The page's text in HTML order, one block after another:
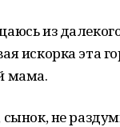
из
искорка эта
мама.
не